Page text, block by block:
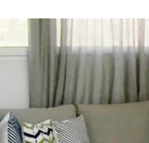
Victor Hugo
appartement meublé,
de Victor-Hugo à
, confirmant
bien pour une clientèle en